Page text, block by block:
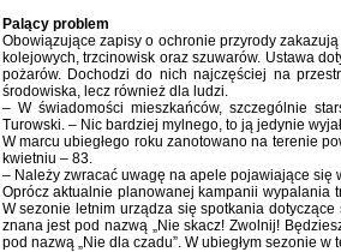
Palący problem
Obowiązujące zapisy o ochronie przyrody
kolejowych, trzcinowisk oraz szuwarów. Ustawa
pożarów. Dochodzi do nich najczęściej na
środowiska, lecz również dla ludzi.
– W świadomości mieszkańców, szczególnie
Turowski. – Nic bardziej mylnego, to ją jedynie
W marcu ubiegłego roku zanotowano na terenie
kwietniu – 83.
– Należy zwracać uwagę na apele pojawiające
Oprócz aktualnie planowanej kampanii wypalania
W sezonie letnim urządza się spotkania
znana jest pod nazwą „Nie skacz! Zwolnij!
pod nazwą „Nie dla czadu”. W ubiegłym sezonie